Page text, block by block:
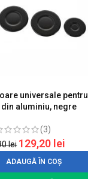
universale pentru
aluminiu, negre
(3)
lei 129,20 lei
ADAUGĂ ÎN COȘ